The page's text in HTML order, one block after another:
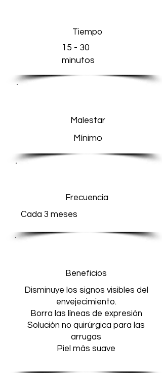
Tiempo
15 - 30
minutos
Malestar
Mínimo
Frecuencia
Cada 3 meses
Beneficios
Disminuye los signos visibles del
envejecimiento.
Borra las líneas de expresión
Solución no quirúrgica para las
arrugas
Piel más suave